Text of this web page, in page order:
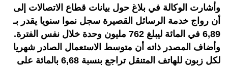
وأشارت الوكالة في بلاغ حول بيانات قطاع الاتصالات إلى
أن رواج خدمة الرسائل القصيرة سجل نموا سنويا يقدر بـ
6,89 في المائة ليبلغ 762 مليون وحدة خلال نفس الفترة.
وأضاف المصدر ذاته أن متوسط الاستعمال الصادر شهريا
لكل زبون للهاتف المتنقل تراجع بنسبة 6,68 بالمائة على